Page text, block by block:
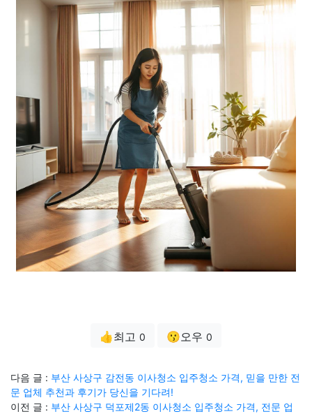
👍최고 0 😗오우 0
다음 글 : 부산 사상구 감전동 이사청소 입주청소 가격, 믿을 만한 전
문 업체 추천과 후기가 당신을 기다려!
이전 글 : 부산 사상구 덕포제2동 이사청소 입주청소 가격, 전문 업